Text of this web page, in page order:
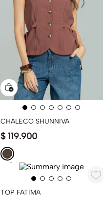
CHALECO SHUNNIVA
$ 119.900
TOP FATIMA